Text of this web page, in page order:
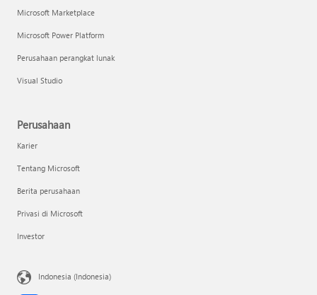
Microsoft Marketplace
Microsoft Power Platform
Perusahaan perangkat lunak
Visual Studio
Perusahaan
Karier
Tentang Microsoft
Berita perusahaan
Privasi di Microsoft
Investor
Indonesia (Indonesia)